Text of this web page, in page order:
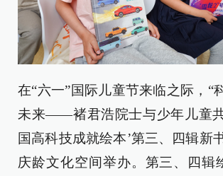
在“六一”国际儿童节来临之际，“
未来——褚君浩院士与少年儿童
国高科技成就绘本’第三、四辑新
庆龄文化空间举办。第三、四辑